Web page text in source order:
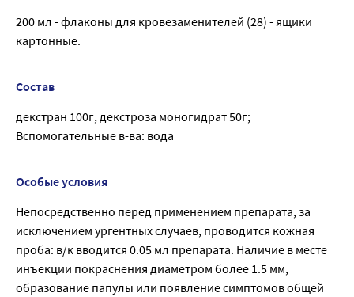
200 мл - флаконы для кровезаменителей (28) - ящики
картонные.
Состав
декстран 100г, декстроза моногидрат 50г;
Вспомогательные в-ва: вода
Особые условия
Непосредственно перед применением препарата, за
исключением ургентных случаев, проводится кожная
проба: в/к вводится 0.05 мл препарата. Наличие в месте
инъекции покраснения диаметром более 1.5 мм,
образование папулы или появление симптомов общей